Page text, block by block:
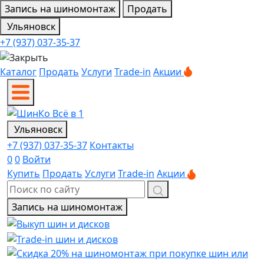
Запись на шиномонтаж
Продать
Ульяновск
+7 (937) 037-35-37
Каталог Продать Услуги Trade-in Акции
Ульяновск
+7 (937) 037-35-37 Контакты
00 Войти
Купить Продать Услуги Trade-in Акции
Запись на шиномонтаж